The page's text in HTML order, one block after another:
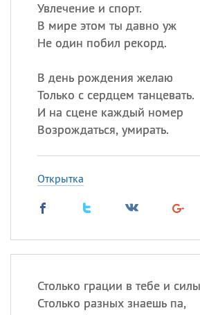
Увлечение и спорт.
В мире этом ты давно уж
Не один побил рекорд.
В день рождения желаю
Только с сердцем танцевать.
И на сцене каждый номер
Возрождаться, умирать.
Открытка
Столько грации в тебе и
Столько разных знаешь па,